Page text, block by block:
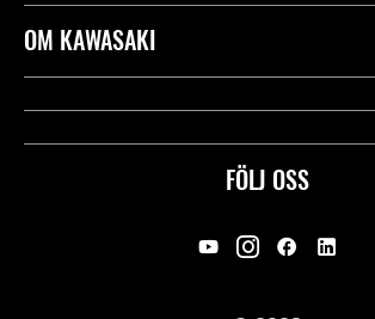
FÖLJ OSS
Kontakta oss
Användbara länkar
Rättsligt & Sekretess
OM KAWASAKI
Företag